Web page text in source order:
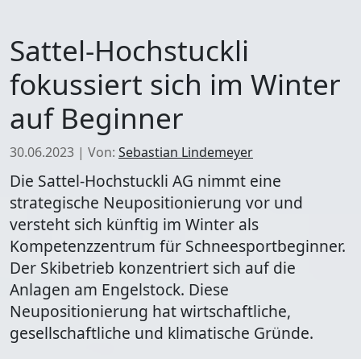
Sattel-Hochstuckli
fokussiert sich im Winter
auf Beginner
30.06.2023 | Von: Sebastian Lindemeyer
Die Sattel-Hochstuckli AG nimmt eine
strategische Neupositionierung vor und
versteht sich künftig im Winter als
Kompetenzzentrum für Schneesportbeginner.
Der Skibetrieb konzentriert sich auf die
Anlagen am Engelstock. Diese
Neupositionierung hat wirtschaftliche,
gesellschaftliche und klimatische Gründe.